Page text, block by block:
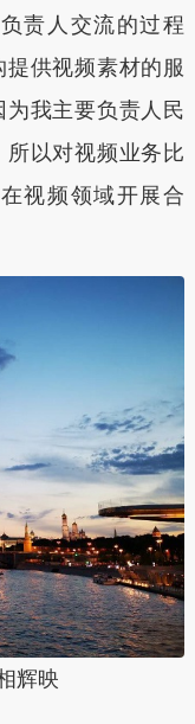
责人交流的过程
供视频素材的服
我主要负责人民
所以对视频业务比
视频领域开展合
辉映